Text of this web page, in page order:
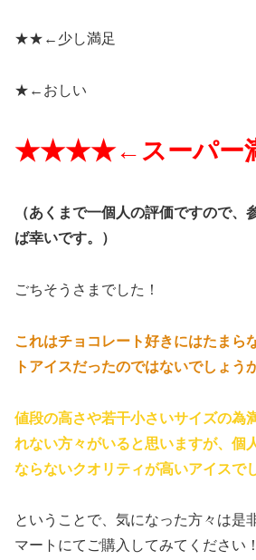
★★← 少し満足
★← おしい
★★★★←スーパー
（あくまで一個人の評価ですので、
ば幸いです。）
ごちそうさまでした！
これはチョコレート好きにはたまら
トアイスだったのではないでしょう
値段の高さや若干小さいサイズの為
れない方々がいると思いますが、個
ならないクオリティが高いアイスで
ということで、気になった方々は是
マートにてご購入してみてください！